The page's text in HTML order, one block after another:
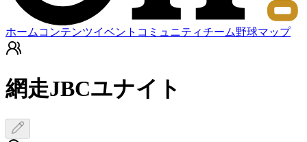
ホーム コンテンツイベント コミュニティチーム野球マップ
網走JBCユナイト